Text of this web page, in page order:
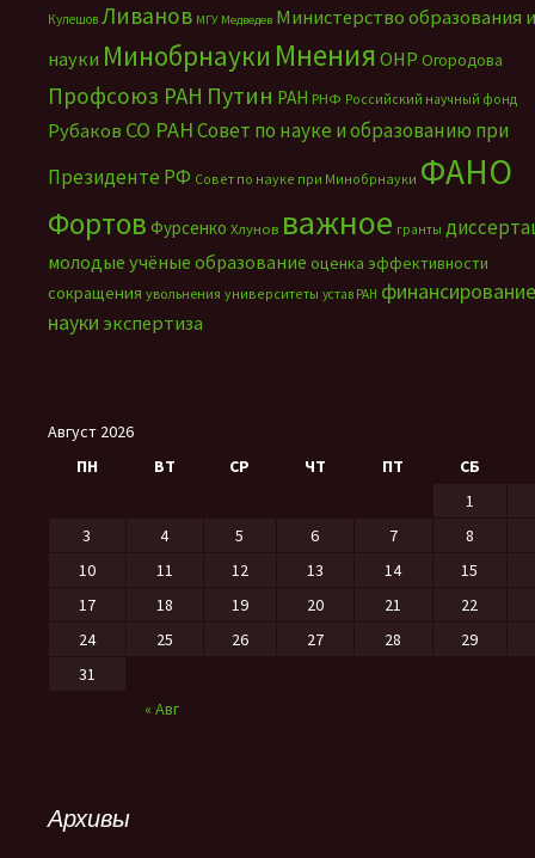
Кулешов Ливанов МГУ Медведев Министерство образования и
науки Минобрнауки Мнения ОНР Огородова
Профсоюз РАН Путин РАН РНФ Российский научный фонд
Рубаков СО РАНСовет по науке и образованию при
Президенте РФ Совет по науке при Минобрнауки ФАНО
Фортов Фурсенко Хлунов важное гранты
молодые учёные образование оценка эффективности
сокращения увольнения университеты устав РАН финансирование
науки экспертиза
Август 2026
ПН
ВТ СР ЧТ ПТ СБ
« Авг
1
3
4 5 6 7
8
10
11 12 13 14
15
17
18 19 20 21
22
24
25 26 27 28
29
31
Архивы